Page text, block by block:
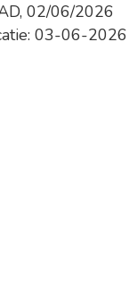
02/06/2026
03-06-2026